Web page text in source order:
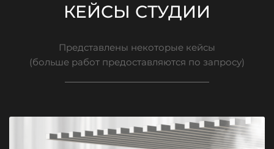
КЕЙСЫ СТУДИИ
Представлены некоторые кейсы
(больше работ предоставляются по запросу)